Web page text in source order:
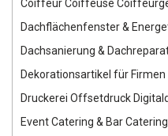
Coiffeur Coiffeuse
Dachflächenfenster &
Dachsanierung &
Dekorationsartikel für Firmen
Druckerei Offsetdruck
Event Catering & Bar Catering